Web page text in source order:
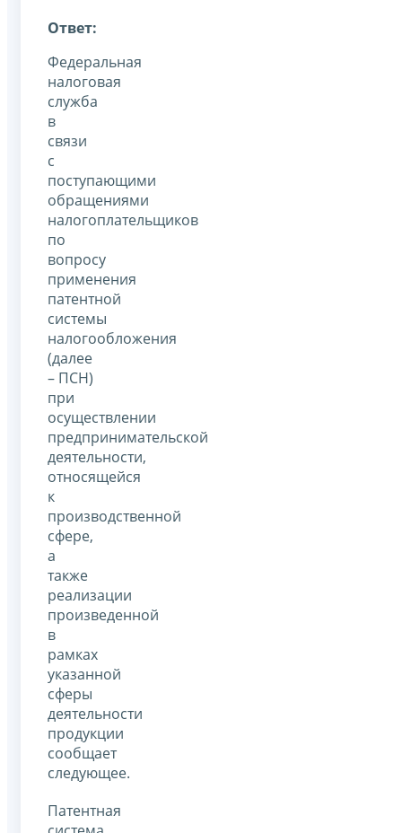
Ответ:
Федеральная
налоговая
служба
в
связи
с
поступающими
обращениями
налогоплательщиков
по
вопросу
применения
патентной
системы
налогообложения
(далее
– ПСН)
при
осуществлении
предпринимательской
деятельности,
относящейся
к
производственной
сфере,
а
также
реализации
произведенной
в
рамках
указанной
сферы
деятельности
продукции
сообщает
следующее.
Патентная